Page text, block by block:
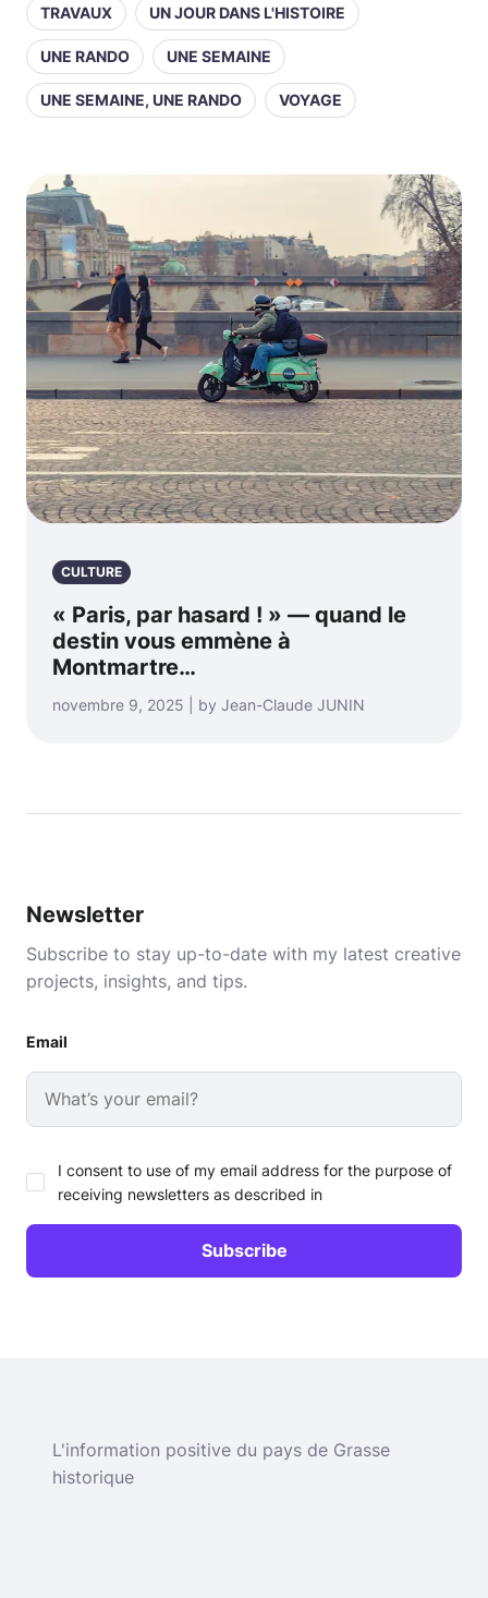
TRAVAUX UN JOUR DANS L'HISTOIRE
UNE RANDO UNE SEMAINE
UNE SEMAINE, UNE RANDO VOYAGE
CULTURE
« Paris, par hasard ! » — quand le
destin vous emmène à
Montmartre…
novembre 9, 2025 | by Jean-Claude JUNIN
Newsletter
Subscribe to stay up-to-date with my latest creative
projects, insights, and tips.
Email
I consent to use of my email address for the purpose of
receiving newsletters as described in
L'information positive du pays de Grasse
historique